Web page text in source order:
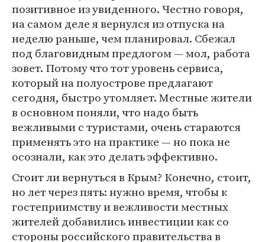
позитивное из увиденного. Честно говоря,
на самом деле я вернулся из отпуска на
неделю раньше, чем планировал. Сбежал
под благовидным предлогом — мол, работа
зовет. Потому что тот уровень сервиса,
который на полуострове предлагают
сегодня, быстро утомляет. Местные жители
в основном поняли, что надо быть
вежливыми с туристами, очень стараются
применять это на практике — но пока не
осознали, как это делать эффективно.
Стоит ли вернуться в Крым? Конечно, стоит,
но лет через пять: нужно время, чтобы к
гостеприимству и вежливости местных
жителей добавились инвестиции как со
стороны российского правительства в